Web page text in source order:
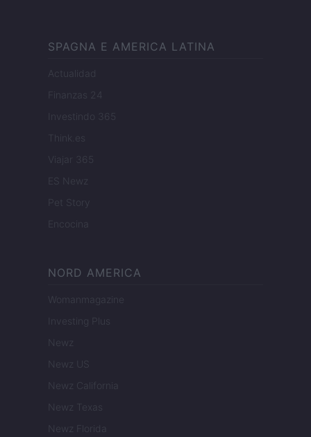
SPAGNA E AMERICA LATINA
Actualidad
Finanzas 24
Investindo 365
Think.es
Viajar 365
ES Newz
Pet Story
Encocina
NORD AMERICA
Womanmagazine
Investing Plus
Newz
Newz US
Newz California
Newz Texas
Newz Florida